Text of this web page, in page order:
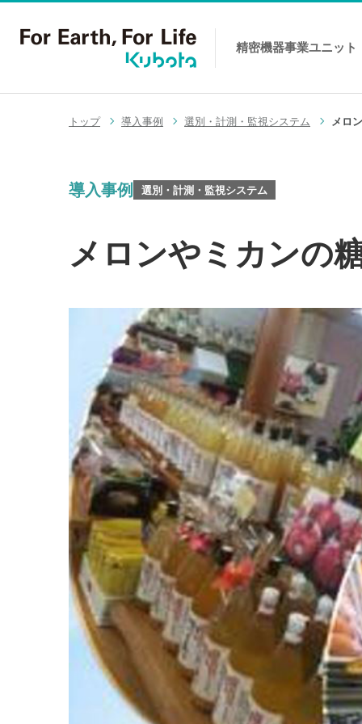
精密機器事業ユニット
トップ 導入事例 選別・計測・監視システム メロ
導入事例 選別・計測・監視システム
メロンやミカンの